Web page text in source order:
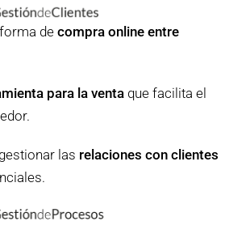
de compra online entre
para la venta que facilita el
las relaciones con clientes